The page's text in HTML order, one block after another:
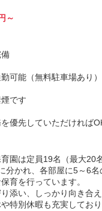
～
可能（無料駐車場あり）
です
優先していただければ
園は定員19名（最大20
分かれ、各部屋に5～6
育を行っています。
添い、しっかり向き合
特別休暇も充実してお